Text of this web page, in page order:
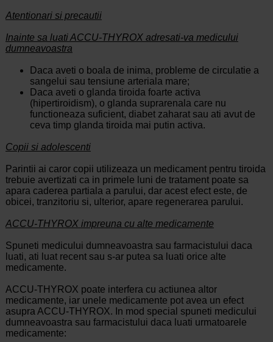
Atentionari si precautii
Inainte sa luati ACCU-THYROX adresati-va medicului
dumneavoastra
Daca aveti o boala de inima, probleme de circulatie a
sangelui sau tensiune arteriala mare;
Daca aveti o glanda tiroida foarte activa
(hipertiroidism), o glanda suprarenala care nu
functioneaza suficient, diabet zaharat sau ati avut de
ceva timp glanda tiroida mai putin activa.
Copii si adolescenti
Parintii ai caror copii utilizeaza un medicament pentru tiroida
trebuie avertizati ca in primele luni de tratament poate sa
apara caderea partiala a parului, dar acest efect este, de
obicei, tranzitoriu si, ulterior, apare regenerarea parului.
ACCU-THYROX impreuna cu alte medicamente
Spuneti medicului dumneavoastra sau farmacistului daca
luati, ati luat recent sau s-ar putea sa luati orice alte
medicamente.
ACCU-THYROX poate interfera cu actiunea altor
medicamente, iar unele medicamente pot avea un efect
asupra ACCU-THYROX. In mod special spuneti medicului
dumneavoastra sau farmacistului daca luati urmatoarele
medicamente: